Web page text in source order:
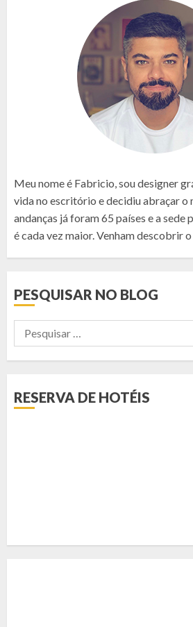
Meu nome é Fabricio, sou designer
vida no escritório e decidiu abraçar o
andanças já foram 65 países e a sede
é cada vez maior. Venham descobrir
PESQUISAR NO BLOG
Pesquisar
por:
RESERVA DE HOTÉIS